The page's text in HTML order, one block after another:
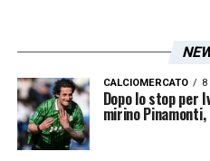
CALCIOMERCATO 8
Dopo lo stop per
mirino Pinamonti,